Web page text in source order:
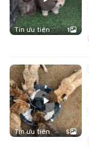
Tin ưu tiên 1
Tin ưu tiên 5